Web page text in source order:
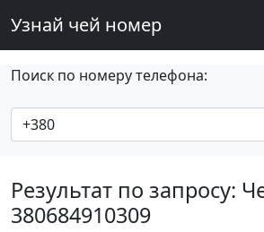
Узнай чей номер
Поиск по номеру телефона:
Результат по запросу:
380684910309